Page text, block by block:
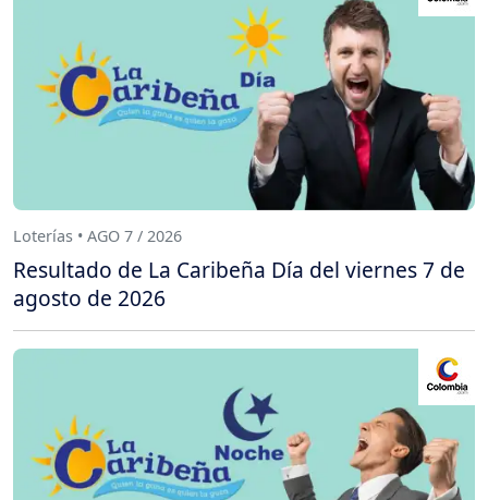
Loterías • AGO 7 / 2026
Resultado de La Caribeña Día del viernes 7 de
agosto de 2026